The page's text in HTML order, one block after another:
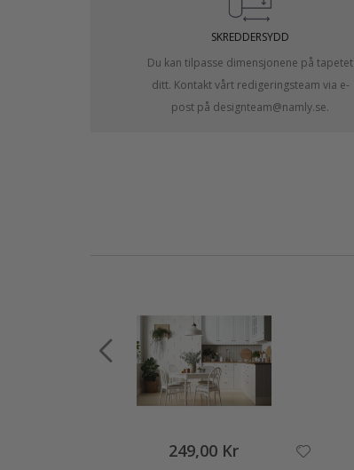
SKREDDERSYDD
Du kan tilpasse dimensjonene på tapetet
ditt. Kontakt vårt redigeringsteam via e-
post på designteam@namly.se.
249,00 Kr